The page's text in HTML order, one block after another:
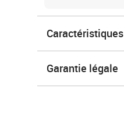
Caractéristiques
Garantie légale